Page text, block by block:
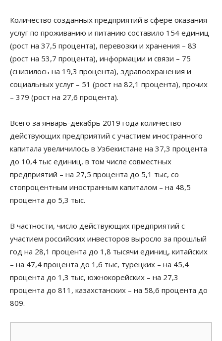
Количество созданных предприятий в сфере оказания
услуг по проживанию и питанию составило 154 единиц
(рост на 37,5 процента), перевозки и хранения – 83
(рост на 53,7 процента), информации и связи – 75
(снизилось на 19,3 процента), здравоохранения и
социальных услуг – 51 (рост на 82,1 процента), прочих
– 379 (рост на 27,6 процента).
Всего за январь-декабрь 2019 года количество
действующих предприятий с участием иностранного
капитала увеличилось в Узбекистане на 37,3 процента
до 10,4 тыс единиц, в том числе совместных
предприятий – на 27,5 процента до 5,1 тыс, со
стопроцентным иностранным капиталом – на 48,5
процента до 5,3 тыс.
В частности, число действующих предприятий с
участием российских инвесторов выросло за прошлый
год на 28,1 процента до 1,8 тысячи единиц, китайских
– на 47,4 процента до 1,6 тыс, турецких – на 45,4
процента до 1,3 тыс, южнокорейских – на 27,3
процента до 811, казахстанских – на 58,6 процента до
809.